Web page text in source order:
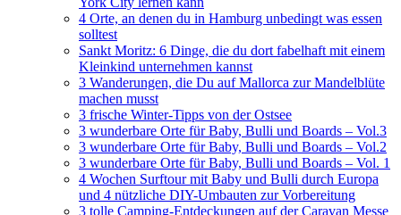
4 Orte, an denen du in Hamburg unbedingt was essen
solltest
Sankt Moritz: 6 Dinge, die du dort fabelhaft mit einem
Kleinkind unternehmen kannst
3 Wanderungen, die Du auf Mallorca zur Mandelblüte
machen musst
3 frische Winter-Tipps von der Ostsee
3 wunderbare Orte für Baby, Bulli und Boards – Vol.3
3 wunderbare Orte für Baby, Bulli und Boards – Vol.2
3 wunderbare Orte für Baby, Bulli und Boards – Vol. 1
4 Wochen Surftour mit Baby und Bulli durch Europa
und 4 nützliche DIY-Umbauten zur Vorbereitung
3 tolle Camping-Entdeckungen auf der Caravan Messe